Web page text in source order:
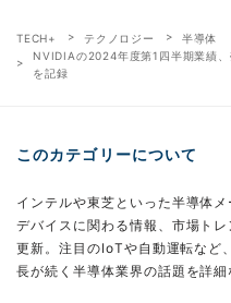
TECH+ テクノロジー
半導体
NVIDIAの2024年度第1四半期業績
を記録
このカテゴリーについて
インテルや東芝といった半導体
デバイスに関わる情報、市場ト
更新。注目のIoTや自動運転など
長が続く半導体業界の話題を詳細